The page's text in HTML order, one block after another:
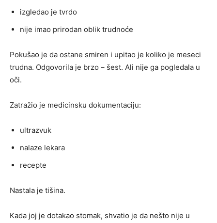
izgledao je tvrdo
nije imao prirodan oblik trudnoće
Pokušao je da ostane smiren i upitao je koliko je meseci
trudna. Odgovorila je brzo – šest. Ali nije ga pogledala u
oči.
Zatražio je medicinsku dokumentaciju:
ultrazvuk
nalaze lekara
recepte
Nastala je tišina.
Kada joj je dotakao stomak, shvatio je da nešto nije u